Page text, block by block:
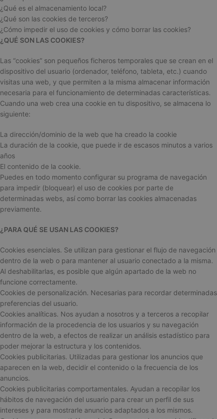
¿Qué es el almacenamiento local?
¿Qué son las cookies de terceros?
¿Cómo impedir el uso de cookies y cómo borrar las cookies?
¿QUÉ SON LAS COOKIES?
Las “cookies” son pequeños ficheros temporales que se crean en el
dispositivo del usuario (ordenador, teléfono, tableta, etc.) cuando
visitas una web, y que permiten a la misma almacenar información
necesaria para el funcionamiento de determinadas características.
Cuando una web crea una cookie en tu dispositivo, se almacena lo
siguiente:
La dirección/dominio de la web que ha creado la cookie
La duración de la cookie, que puede ir de escasos minutos a varios
años
El contenido de la cookie.
Puedes en todo momento configurar su programa de navegación
para impedir (bloquear) el uso de cookies por parte de
determinadas webs, así como borrar las cookies almacenadas
previamente.
¿PARA QUÉ SE USAN LAS COOKIES?
Cookies esenciales. Se utilizan para gestionar el flujo de navegación
dentro de la web o para mantener al usuario conectado a la misma.
Al deshabilitarlas, es posible que algún apartado de la web no
funcione correctamente.
Cookies de personalización. Necesarias para recordar determinadas
preferencias del usuario.
Cookies analíticas. Nos ayudan a nosotros y a terceros a recopilar
información de la procedencia de los usuarios y su navegación
dentro de la web, a efectos de realizar un análisis estadístico para
poder mejorar la estructura y los contenidos.
Cookies publicitarias. Utilizadas para gestionar los anuncios que
aparecen en la web, decidir el contenido o la frecuencia de los
anuncios.
Cookies publicitarias comportamentales. Ayudan a recopilar los
hábitos de navegación del usuario para crear un perfil de sus
intereses y para mostrarle anuncios adaptados a los mismos.